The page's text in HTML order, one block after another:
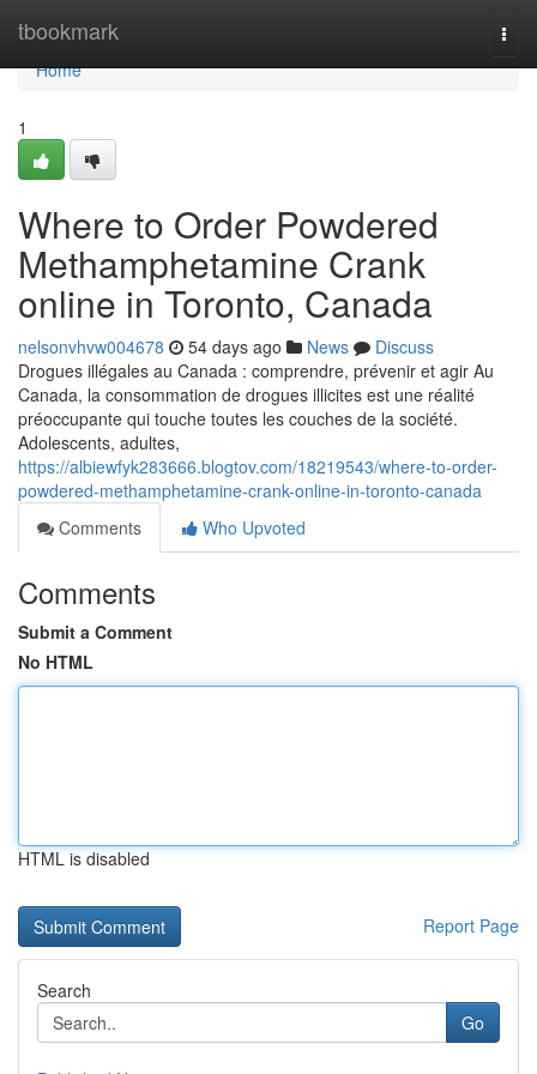
tbookmark
Home
Home
1
Where to Order Powdered
Methamphetamine Crank
online in Toronto, Canada
nelsonvhvw004678 54 days ago News
Discuss
Drogues illégales au Canada : comprendre, prévenir et agir Au
Canada, la consommation de drogues illicites est une réalité
préoccupante qui touche toutes les couches de la société.
Adolescents, adultes,
https://albiewfyk283666.blogtov.com/18219543/where-to-order-
powdered-methamphetamine-crank-online-in-toronto-canada
Comments
Who Upvoted
Comments
Submit a Comment
No HTML
HTML is disabled
Report Page
Search
Go